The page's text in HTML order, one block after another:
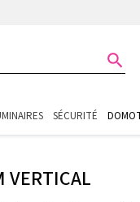

SÉCURITÉ
VERTICAL